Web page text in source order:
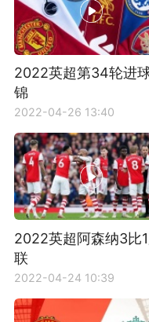
2022英超第34轮进
锦
2022-04-26 13:40
2022英超阿森纳3比
联
2022-04-24 10:39